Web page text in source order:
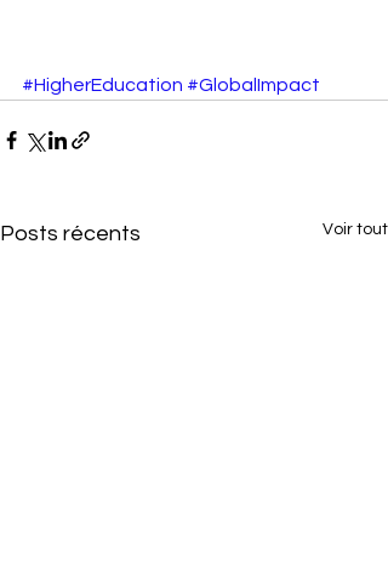
#HigherEducation #GlobalImpact
Posts récents Voir tout